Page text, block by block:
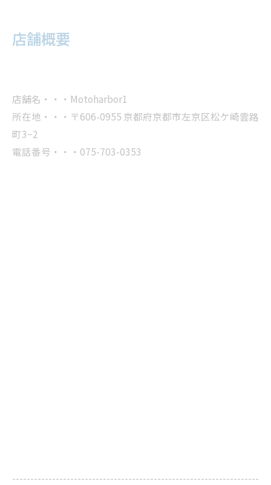
店舗概要
店舗名・・・Motoharbor1
所在地・・・〒606-0955 京都府京都市左京区松ケ崎雲路
町3−2
電話番号・・・075-703-0353
--------------------------------------------------------------------